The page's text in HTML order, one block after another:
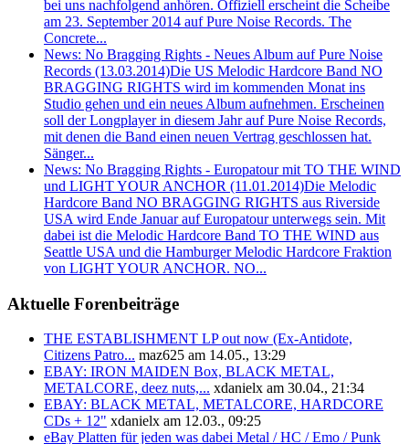
bei uns nachfolgend anhören. Offiziell erscheint die Scheibe
am 23. September 2014 auf Pure Noise Records. The
Concrete...
News: No Bragging Rights - Neues Album auf Pure Noise
Records (13.03.2014)Die US Melodic Hardcore Band NO
BRAGGING RIGHTS wird im kommenden Monat ins
Studio gehen und ein neues Album aufnehmen. Erscheinen
soll der Longplayer in diesem Jahr auf Pure Noise Records,
mit denen die Band einen neuen Vertrag geschlossen hat.
Sänger...
News: No Bragging Rights - Europatour mit TO THE WIND
und LIGHT YOUR ANCHOR (11.01.2014)Die Melodic
Hardcore Band NO BRAGGING RIGHTS aus Riverside
USA wird Ende Januar auf Europatour unterwegs sein. Mit
dabei ist die Melodic Hardcore Band TO THE WIND aus
Seattle USA und die Hamburger Melodic Hardcore Fraktion
von LIGHT YOUR ANCHOR. NO...
Aktuelle Forenbeiträge
THE ESTABLISHMENT LP out now (Ex-Antidote,
Citizens Patro... maz625 am 14.05., 13:29
EBAY: IRON MAIDEN Box, BLACK METAL,
METALCORE, deez nuts,... xdanielx am 30.04., 21:34
EBAY: BLACK METAL, METALCORE, HARDCORE
CDs + 12" xdanielx am 12.03., 09:25
eBay Platten für jeden was dabei Metal / HC / Emo / Punk